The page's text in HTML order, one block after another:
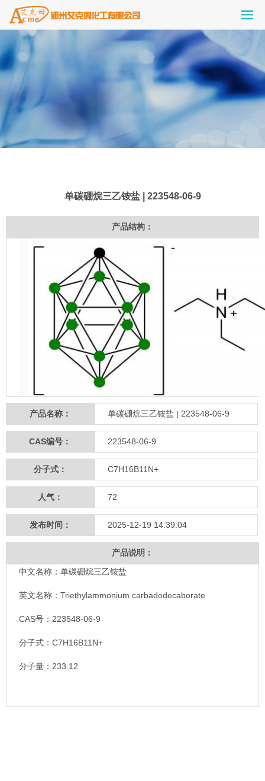
单碳硼烷三乙铵盐 | 223548-06-9
产品结构：
产品名称： 单碳硼烷三乙铵盐 | 223548-06-9
CAS编号： 223548-06-9
分子式： C7H16B11N+
人气： 72
发布时间： 2025-12-19 14:39:04
产品说明：
中文名称：单碳硼烷三乙铵盐
英文名称：Triethylammonium carbadodecaborate
CAS号：223548-06-9
分子式：C7H16B11N+
分子量：233.12